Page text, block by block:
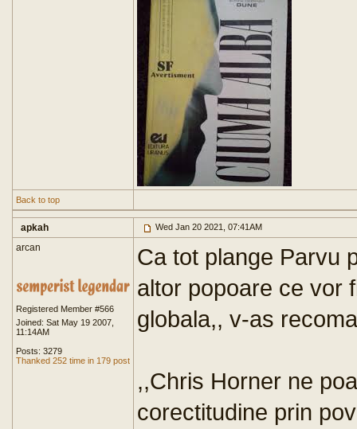
Back to top
apkah Wed Jan 20 2021, 07:41AM
arcan
Registered Member #566
Joined: Sat May 19 2007,
11:14AM
Posts: 3279
Thanked 252 time in 179 post
Ca tot plange Parvu
altor popoare ce vor
globala,, v-as
,,Chris Horner ne
corectitudine prin